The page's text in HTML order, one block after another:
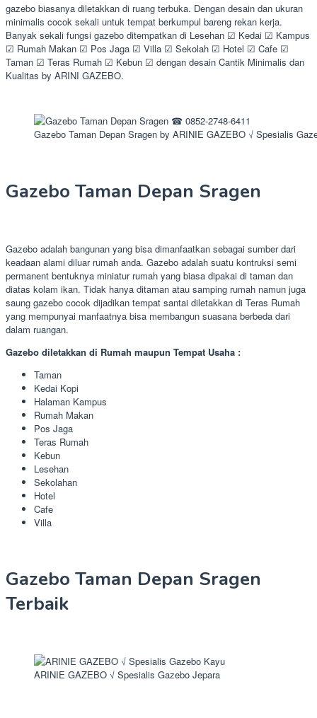
gazebo biasanya diletakkan di ruang terbuka. Dengan desain dan ukuran
minimalis cocok sekali untuk tempat berkumpul bareng rekan kerja.
Banyak sekali fungsi gazebo ditempatkan di Lesehan ☑ Kedai ☑ Kampus
☑ Rumah Makan ☑ Pos Jaga ☑ Villa ☑ Sekolah ☑ Hotel ☑ Cafe ☑
Taman ☑ Teras Rumah ☑ Kebun ☑ dengan desain Cantik Minimalis dan
Kualitas by ARINI GAZEBO.
Gazebo Taman Depan Sragen by ARINIE GAZEBO √ Spesialis
Gazebo Taman Depan Sragen
Gazebo adalah bangunan yang bisa dimanfaatkan sebagai sumber dari
keadaan alami diluar rumah anda. Gazebo adalah suatu kontruksi semi
permanent bentuknya miniatur rumah yang biasa dipakai di taman dan
diatas kolam ikan. Tidak hanya ditaman atau samping rumah namun juga
saung gazebo cocok dijadikan tempat santai diletakkan di Teras Rumah
yang mempunyai manfaatnya bisa membangun suasana berbeda dari
dalam ruangan.
Gazebo diletakkan di Rumah maupun Tempat Usaha :
Taman
Kedai Kopi
Halaman Kampus
Rumah Makan
Pos Jaga
Teras Rumah
Kebun
Lesehan
Sekolahan
Hotel
Cafe
Villa
Gazebo Taman Depan Sragen
Terbaik
ARINIE GAZEBO √ Spesialis Gazebo Jepara